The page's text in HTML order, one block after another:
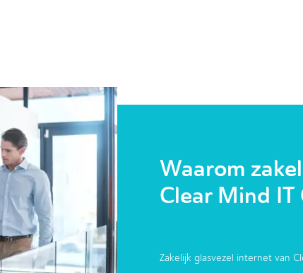
Waarom
Clear Mind
Zakelijk glasvezel internet van